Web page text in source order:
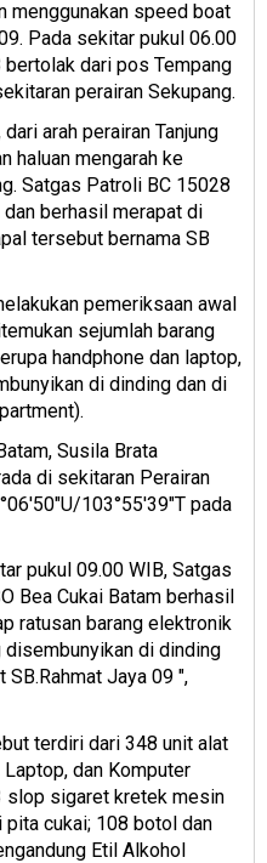
menggunakan speed boat
Pada sekitar pukul 06.00
dari pos Tempang
perairan Sekupang.
arah perairan Tanjung
haluan mengarah ke
Satgas Patroli BC 15028
berhasil merapat di
tersebut bernama SB
pemeriksaan awal
sejumlah barang
handphone dan laptop,
di dinding dan di
Susila Brata
di sekitaran Perairan
103°55'39"T pada
pukul 09.00 WIB, Satgas
Bea Cukai Batam berhasil
ratusan barang elektronik
disembunyikan di dinding
Jaya 09 ",
terdiri dari 348 unit alat
dan Komputer
slop sigaret kretek mesin
pita cukai; 108 botol dan
Etil Alkohol